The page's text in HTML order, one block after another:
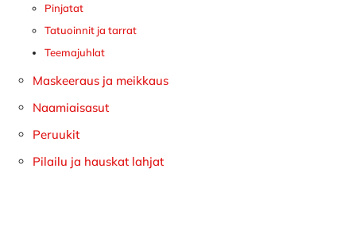
Pinjatat
Tatuoinnit ja tarrat
Teemajuhlat
Maskeeraus ja meikkaus
Naamiaisasut
Peruukit
Pilailu ja hauskat lahjat